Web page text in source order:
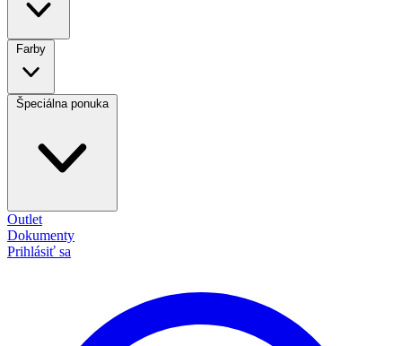
Farby
Špeciálna ponuka
Outlet
Dokumenty
Prihlásiť sa